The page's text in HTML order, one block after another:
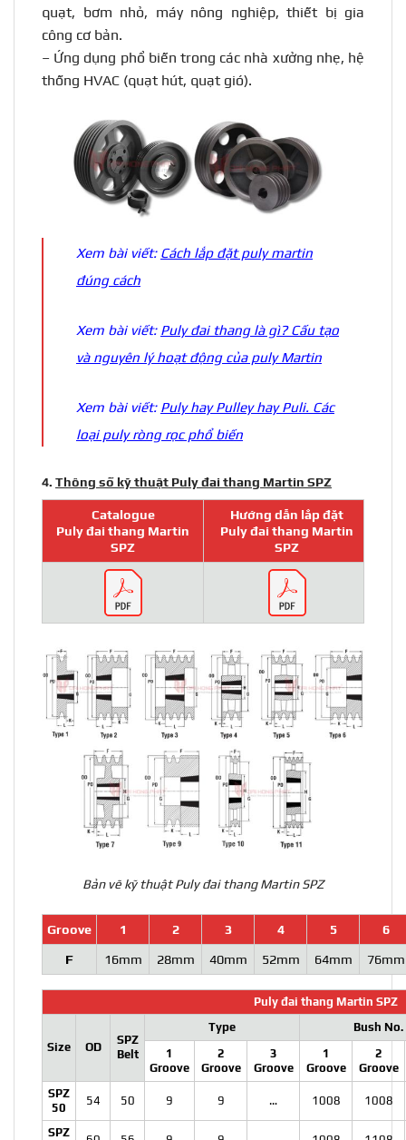
quạt, bơm nhỏ, máy nông nghiệp, thiết bị gia
công cơ bản.
– Ứng dụng phổ biến trong các nhà xưởng nhẹ, hệ
thống HVAC (quạt hút, quạt gió).
Xem bài viết: Cách lắp đặt puly martin
đúng cách
Xem bài viết: Puly đai thang là gì? Cấu tạo
và nguyên lý hoạt động của puly Martin
Xem bài viết: Puly hay Pulley hay Puli. Các
loại puly ròng rọc phổ biến
4. Thông số kỹ thuật Puly đai thang Martin SPZ
Catalogue
Puly đai thang Martin
SPZ
Hướng dẫn lắp đặt
Puly đai thang Martin
SPZ
Bản vẽ kỹ thuật Puly đai thang Martin SPZ
Groove 1 2 3 4 5 6
F 16mm 28mm 40mm 52mm 64mm 76mm
Puly đai thang Martin SPZ
Size OD
SPZ
Belt
Type
Bush No.
1
Groove
2
Groove
3
Groove
1
Groove
2
Groove
SPZ
50
54 50 9 9 … 1008 1008
SPZ